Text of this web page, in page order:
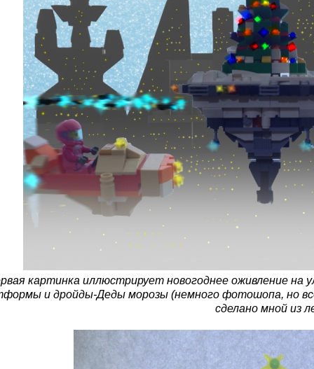
картинка иллюстрирует новогоднее оживление на
и дройды-Деды морозы (немного фотошопа, но
сделано мной из